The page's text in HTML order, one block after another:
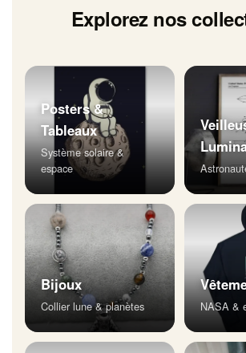
Explorez nos
Posters &
Tableaux
Système solaire &
espace
Bijoux
Collier lune & planètes NASA &